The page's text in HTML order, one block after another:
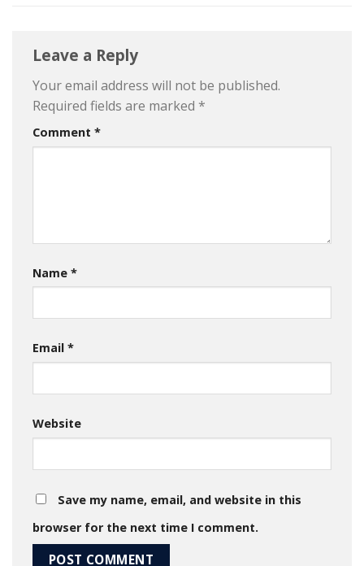
Leave a Reply
Your email address will not be published.
Required fields are marked *
Comment *
Name *
Email *
Website
Save my name, email, and website in this
browser for the next time I comment.